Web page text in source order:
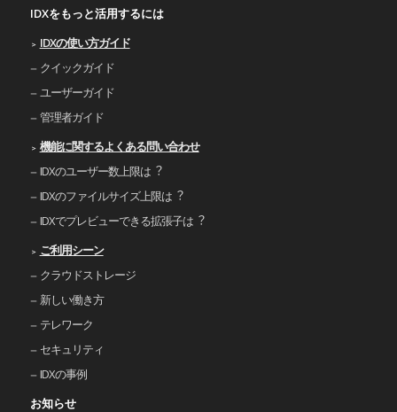
IDXをもっと活用するには
IDXの使い⽅ガイド
クイックガイド
ユーザーガイド
管理者ガイド
機能に関するよくある問い合わせ
IDXのユーザー数上限は︖
IDXのファイルサイズ上限は︖
IDXでプレビューできる拡張⼦は︖
ご利⽤シーン
クラウドストレージ
新しい働き⽅
テレワーク
セキュリティ
IDXの事例
お知らせ